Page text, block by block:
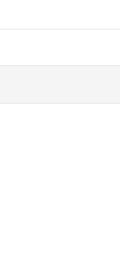
seleção de